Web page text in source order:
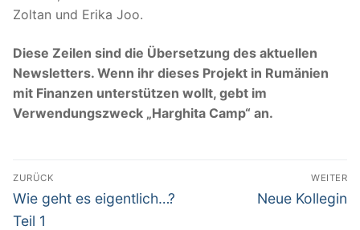
Zoltan und Erika Joo.
Diese Zeilen sind die Übersetzung des aktuellen
Newsletters. Wenn ihr dieses Projekt in Rumänien
mit Finanzen unterstützen wollt, gebt im
Verwendungszweck „Harghita Camp“ an.
Beitragsnavigation
ZURÜCK
Vorheriger
Beitrag:
Wie geht es eigentlich…?
Teil 1
WEITER
Nächster
Neue Kollegin